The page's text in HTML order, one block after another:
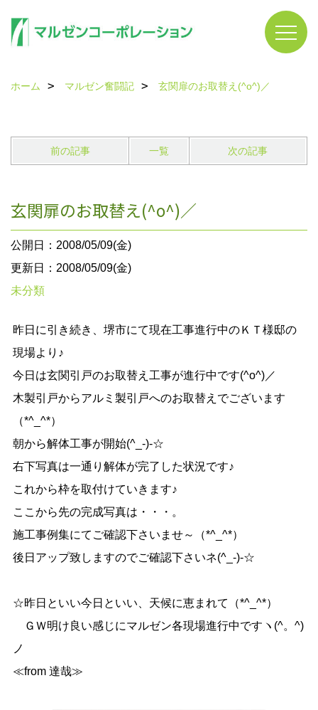
ホーム マルゼン奮闘記 玄関扉のお取替え(^o^)／
前の記事 一覧 次の記事
玄関扉のお取替え(^o^)／
公開日：2008/05/09(金)
更新日：2008/05/09(金)
未分類
昨日に引き続き、堺市にて現在工事進行中のＫＴ様邸の
現場より♪
今日は玄関引戸のお取替え工事が進行中です(^o^)／
木製引戸からアルミ製引戸へのお取替えでございます
（*^_^*）
朝から解体工事が開始(^_-)-☆
右下写真は一通り解体が完了した状況です♪
これから枠を取付けていきます♪
ここから先の完成写真は・・・。
施工事例集にてご確認下さいませ～（*^_^*）
後日アップ致しますのでご確認下さいネ(^_-)-☆
☆昨日といい今日といい、天候に恵まれて（*^_^*）
ＧＷ明け良い感じにマルゼン各現場進行中ですヽ(^。^)
ノ
≪from 達哉≫